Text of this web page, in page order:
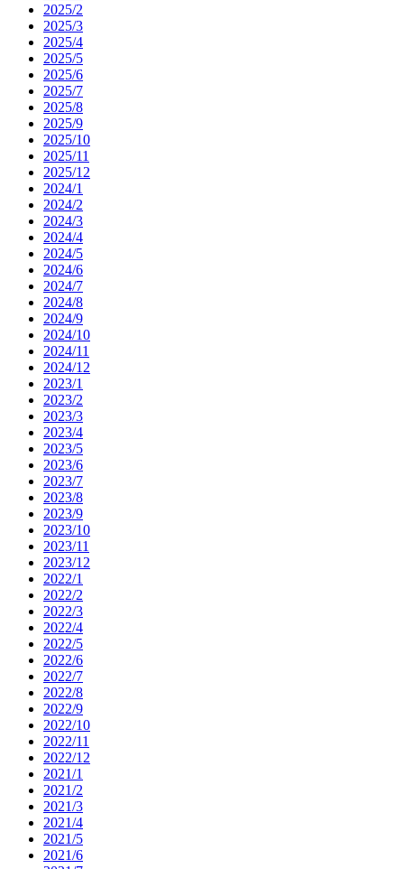
2025/2
2025/3
2025/4
2025/5
2025/6
2025/7
2025/8
2025/9
2025/10
2025/11
2025/12
2024/1
2024/2
2024/3
2024/4
2024/5
2024/6
2024/7
2024/8
2024/9
2024/10
2024/11
2024/12
2023/1
2023/2
2023/3
2023/4
2023/5
2023/6
2023/7
2023/8
2023/9
2023/10
2023/11
2023/12
2022/1
2022/2
2022/3
2022/4
2022/5
2022/6
2022/7
2022/8
2022/9
2022/10
2022/11
2022/12
2021/1
2021/2
2021/3
2021/4
2021/5
2021/6